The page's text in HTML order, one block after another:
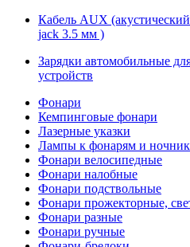
Кабель AUX
jack 3.5 мм )
Зарядки автомобильные
устройств
Фонари
Кемпинговые фонари
Лазерные указки
Лампы к фонарям и
Фонари велосипедные
Фонари налобные
Фонари подствольные
Фонари прожекторные,
Фонари разные
Фонари ручные